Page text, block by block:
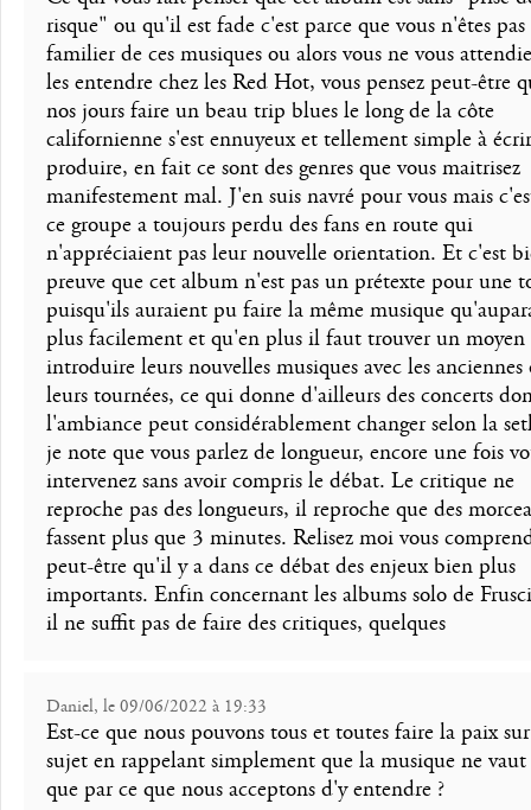
risque" ou qu'il est fade c'est parce que vous n'êtes pas
familier de ces musiques ou alors vous ne vous
les entendre chez les Red Hot, vous pensez peut-être
nos jours faire un beau trip blues le long de la côte
californienne s'est ennuyeux et tellement simple à
produire, en fait ce sont des genres que vous maitrisez
manifestement mal. J'en suis navré pour vous mais
ce groupe a toujours perdu des fans en route qui
n'appréciaient pas leur nouvelle orientation. Et c'est
preuve que cet album n'est pas un prétexte pour une
puisqu'ils auraient pu faire la même musique
plus facilement et qu'en plus il faut trouver un
introduire leurs nouvelles musiques avec les anciennes
leurs tournées, ce qui donne d'ailleurs des concerts
l'ambiance peut considérablement changer selon la
je note que vous parlez de longueur, encore une fois
intervenez sans avoir compris le débat. Le critique ne
reproche pas des longueurs, il reproche que des
fassent plus que 3 minutes. Relisez moi vous
peut-être qu'il y a dans ce débat des enjeux bien plus
importants. Enfin concernant les albums solo de
il ne suffit pas de faire des critiques, quelques
Daniel, le 09/06/2022 à 19:33
Est-ce que nous pouvons tous et toutes faire la paix
sujet en rappelant simplement que la musique ne vaut
que par ce que nous acceptons d'y entendre ?